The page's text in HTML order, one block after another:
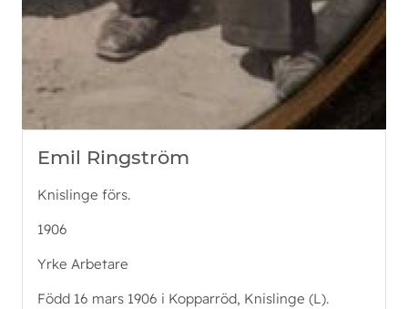
Emil Ringström
Knislinge förs.
1906
Yrke Arbetare
Född 16 mars 1906 i Kopparröd, Knislinge (L).